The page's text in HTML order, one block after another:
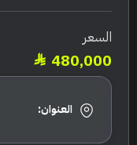
السعر
480,000
العنوان: